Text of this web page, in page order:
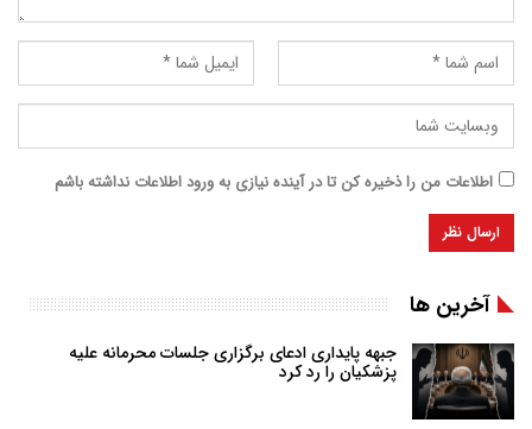
اطلاعات من را ذخیره کن تا در آینده نیازی به ورود اطلاعات نداشته باشم
آخرین ها
جبهه پایداری ادعای برگزاری جلسات محرمانه علیه
پزشکیان را رد کرد